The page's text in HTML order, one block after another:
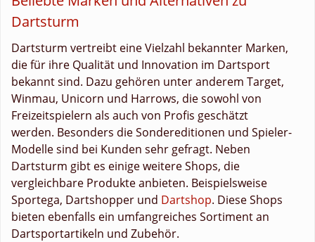
Dartsturm
Dartsturm vertreibt eine Vielzahl bekannter Marken,
die für ihre Qualität und Innovation im Dartsport
bekannt sind. Dazu gehören unter anderem Target,
Winmau, Unicorn und Harrows, die sowohl von
Freizeitspielern als auch von Profis geschätzt
werden. Besonders die Sondereditionen und Spieler-
Modelle sind bei Kunden sehr gefragt. Neben
Dartsturm gibt es einige weitere Shops, die
vergleichbare Produkte anbieten. Beispielsweise
Sportega, Dartshopper und Dartshop. Diese Shops
bieten ebenfalls ein umfangreiches Sortiment an
Dartsportartikeln und Zubehör.